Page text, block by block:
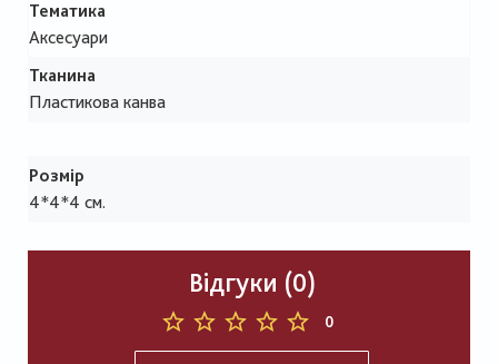
Тематика
Аксесуари
Тканина
Пластикова канва
Розмір
4*4*4 см.
Відгуки (0)
0